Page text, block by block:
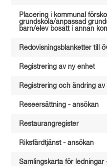
Placering i kommunal
grundskola/anpassad
barn/elev bosatt i annan
Redovisningsblanketter till
Registrering av ny enhet
Registrering och ändring
Reseersättning - ansökan
Restaurangregister
Riksfärdtjänst - ansökan
Samlingskarta för ledningar